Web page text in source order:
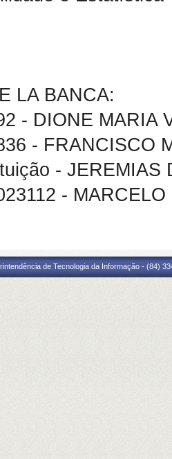
LA BANCA:
- DIONE MARIA
- FRANCISCO
- JEREMIAS
-
de Tecnologia da Informação - (84)